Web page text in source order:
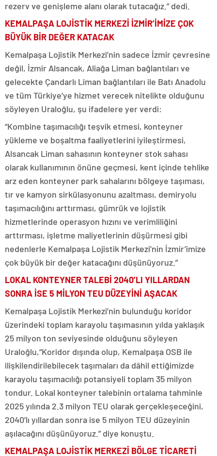
rezerv ve genişleme alanı olarak tutacağız.” dedi.
KEMALPAŞA LOJİSTİK MERKEZİ İZMİR’İMİZE ÇOK
BÜYÜK BİR DEĞER KATACAK
Kemalpaşa Lojistik Merkezi’nin sadece İzmir çevresine
değil, İzmir Alsancak, Aliağa Liman bağlantıları ve
gelecekte Çandarlı Liman bağlantıları ile Batı Anadolu
ve tüm Türkiye’ye hizmet verecek nitelikte olduğunu
söyleyen Uraloğlu, şu ifadelere yer verdi:
“Kombine taşımacılığı teşvik etmesi, konteyner
yükleme ve boşaltma faaliyetlerini iyileştirmesi,
Alsancak Liman sahasının konteyner stok sahası
olarak kullanımının önüne geçmesi, kent içinde tehlike
arz eden konteyner park sahalarını bölgeye taşıması,
tır ve kamyon sirkülasyonunu azaltması, demiryolu
taşımacılığını arttırması, gümrük ve lojistik
hizmetlerinde operasyon hızını ve verimliliğini
arttırması, işletme maliyetlerinin düşürmesi gibi
nedenlerle Kemalpaşa Lojistik Merkezi’nin İzmir’imize
çok büyük bir değer katacağını düşünüyoruz.”
LOKAL KONTEYNER TALEBİ 2040’LI YILLARDAN
SONRA İSE 5 MİLYON TEU DÜZEYİNİ AŞACAK
Kemalpaşa Lojistik Merkezi’nin bulunduğu koridor
üzerindeki toplam karayolu taşımasının yılda yaklaşık
25 milyon ton seviyesinde olduğunu söyleyen
Uraloğlu,“Koridor dışında olup, Kemalpaşa OSB ile
ilişkilendirilebilecek taşımaları da dâhil ettiğimizde
karayolu taşımacılığı potansiyeli toplam 35 milyon
tondur. Lokal konteyner talebinin ortalama tahminle
2025 yılında 2.3 milyon TEU olarak gerçekleşeceğini,
2040’lı yıllardan sonra ise 5 milyon TEU düzeyinin
aşılacağını düşünüyoruz.” diye konuştu.
KEMALPAŞA LOJİSTİK MERKEZİ BÖLGE TİCARETİ